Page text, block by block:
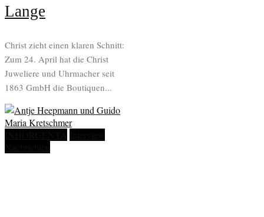
Lange
Christ zieht einen klaren Schnitt:
Zum 24. April hat die Christ
Juweliere und Uhrmacher seit
1863 GmbH die Boutiquen...